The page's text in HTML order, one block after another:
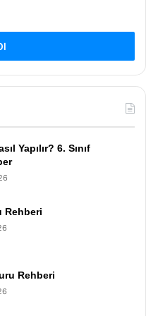
Yapılır? 6. Sınıf
Rehberi
Rehberi